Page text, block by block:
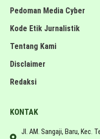
Pedoman Media Cyber
Kode Etik Jurnalistik
Tentang Kami
Disclaimer
Redaksi
KONTAK
Jl. AM. Sangaji, Baru, Kec.